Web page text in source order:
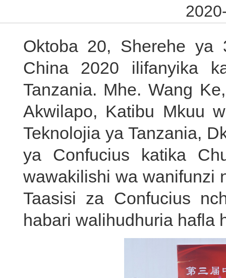
Oktoba 20, Sherehe
China 2020 ilifanyika
Tanzania. Mhe. Wang
Akwilapo, Katibu Mkuu
Teknolojia ya Tanzania,
ya Confucius katika
wawakilishi wa wanifunzi
Taasisi za Confucius
habari walihudhuria hafla